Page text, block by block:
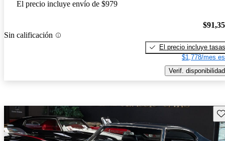
El precio incluye envío de $979
Sin calificación
El precio incluye tasas
$1,778/mes
Verif. disponibilidad